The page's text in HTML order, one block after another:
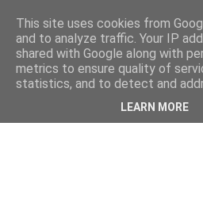
This site uses cookies from
and to analyze traffic. Your IP
shared with Google along with
metrics to ensure quality of
statistics, and to detect and
LEARN MORE